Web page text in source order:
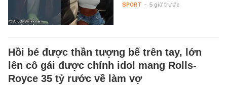
SPORT - 5 giờ trước
Hồi bé được thần tượng bế trên tay, lớn
lên cô gái được chính idol mang Rolls-
Royce 35 tỷ rước về làm vợ